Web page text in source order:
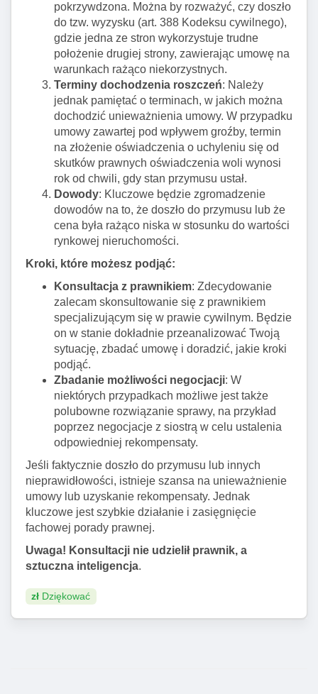
pokrzywdzona. Można by rozważyć, czy doszło
do tzw. wyzysku (art. 388 Kodeksu cywilnego),
gdzie jedna ze stron wykorzystuje trudne
położenie drugiej strony, zawierając umowę na
warunkach rażąco niekorzystnych.
Terminy dochodzenia roszczeń: Należy
jednak pamiętać o terminach, w jakich można
dochodzić unieważnienia umowy. W przypadku
umowy zawartej pod wpływem groźby, termin
na złożenie oświadczenia o uchyleniu się od
skutków prawnych oświadczenia woli wynosi
rok od chwili, gdy stan przymusu ustał.
Dowody: Kluczowe będzie zgromadzenie
dowodów na to, że doszło do przymusu lub że
cena była rażąco niska w stosunku do wartości
rynkowej nieruchomości.
Kroki, które możesz podjąć:
Konsultacja z prawnikiem: Zdecydowanie
zalecam skonsultowanie się z prawnikiem
specjalizującym się w prawie cywilnym. Będzie
on w stanie dokładnie przeanalizować Twoją
sytuację, zbadać umowę i doradzić, jakie kroki
podjąć.
Zbadanie możliwości negocjacji: W
niektórych przypadkach możliwe jest także
polubowne rozwiązanie sprawy, na przykład
poprzez negocjacje z siostrą w celu ustalenia
odpowiedniej rekompensaty.
Jeśli faktycznie doszło do przymusu lub innych
nieprawidłowości, istnieje szansa na unieważnienie
umowy lub uzyskanie rekompensaty. Jednak
kluczowe jest szybkie działanie i zasięgnięcie
fachowej porady prawnej.
Uwaga! Konsultacji nie udzielił prawnik, a
sztuczna inteligencja.
zł Dziękować